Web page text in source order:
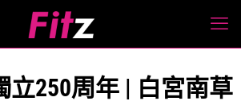
立250周年 | 白宮南草